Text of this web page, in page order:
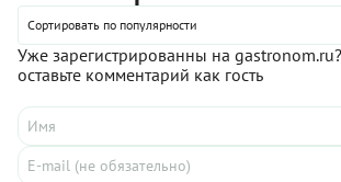
начинки пирога будет более нежным,
«домашним».
Сортировать по популярности
Уже зарегистрированны на gastronom.ru?
оставьте комментарий как гость